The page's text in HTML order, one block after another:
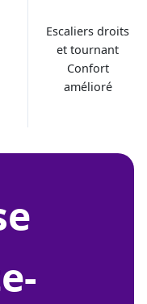
Escaliers droits
et tournant
Confort
amélioré